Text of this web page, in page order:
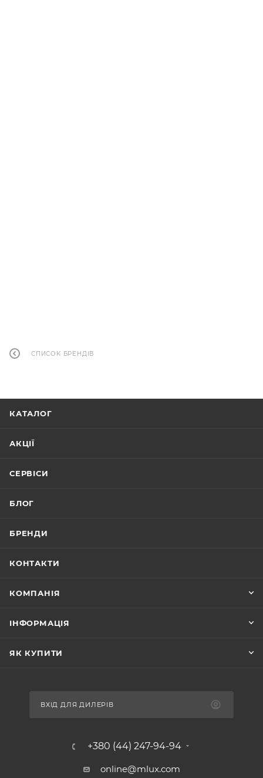
СПИСОК БРЕНДІВ
КАТАЛОГ
АКЦІЇ
СЕРВІСИ
БЛОГ
БРЕНДИ
КОНТАКТИ
КОМПАНІЯ
ІНФОРМАЦІЯ
ЯК КУПИТИ
ВХІД ДЛЯ ДИЛЕРІВ
+380 (44) 247-94-94
online@mlux.com